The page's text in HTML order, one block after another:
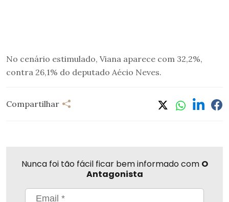
No cenário estimulado, Viana aparece com 32,2%,
contra 26,1% do deputado Aécio Neves.
Compartilhar
Nunca foi tão fácil ficar bem informado com O
Antagonista